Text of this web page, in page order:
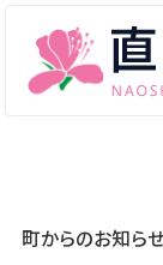
町からのお知ら